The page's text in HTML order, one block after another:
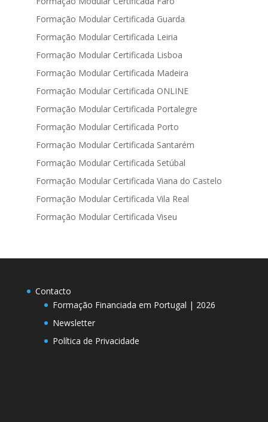
Formação Modular Certificada Guarda
Formação Modular Certificada Leiria
Formação Modular Certificada Lisboa
Formação Modular Certificada Madeira
Formação Modular Certificada ONLINE
Formação Modular Certificada Portalegre
Formação Modular Certificada Porto
Formação Modular Certificada Santarém
Formação Modular Certificada Setúbal
Formação Modular Certificada Viana do Castelo
Formação Modular Certificada Vila Real
Formação Modular Certificada Viseu
Contacto
Formação Financiada em Portugal | 2026
Newsletter
Política de Privacidade